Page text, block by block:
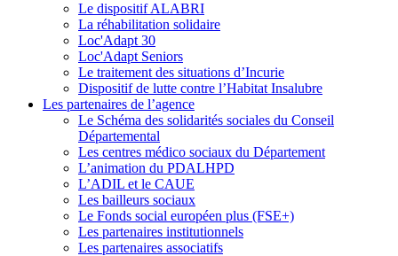
Le dispositif ALABRI
La réhabilitation solidaire
Loc'Adapt 30
Loc'Adapt Seniors
Le traitement des situations d’Incurie
Dispositif de lutte contre l’Habitat Insalubre
Les partenaires de l’agence
Le Schéma des solidarités sociales du Conseil
Départemental
Les centres médico sociaux du Département
L’animation du PDALHPD
L’ADIL et le CAUE
Les bailleurs sociaux
Le Fonds social européen plus (FSE+)
Les partenaires institutionnels
Les partenaires associatifs